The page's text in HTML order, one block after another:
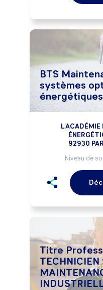
BTS
systèmes
92930
Niveau de
Titre
TECHNICIEN